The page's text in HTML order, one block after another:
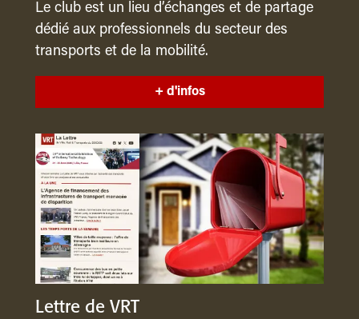
Le club est un lieu d’échanges et de partage
dédié aux professionnels du secteur des
transports et de la mobilité.
+ d'infos
Lettre de VRT